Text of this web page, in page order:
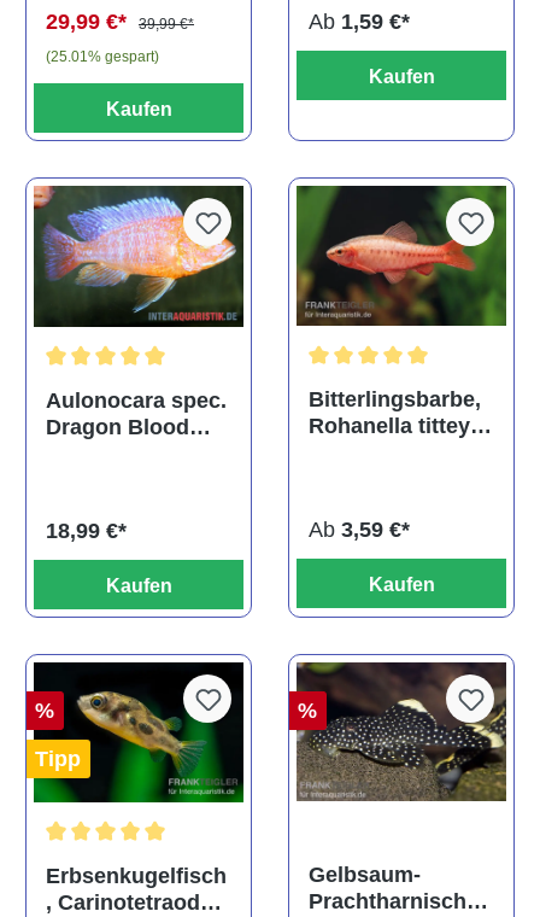
29,99 €*
39,99 €*
(25.01% gespart)
Kaufen
Ab 1,59 €*
Kaufen
Durchschnittliche Bewertung von 5 von 5 Sternen
Aulonocara spec.
Dragon Blood
18,99 €*
Kaufen
Bitterlingsbarbe,
Rohanella titteya,
Ab 3,59 €*
Kaufen
%
Tipp
Durchschnittliche Bewertung von 5 von 5 Sternen
Erbsenkugelfisch
, Carinotetraodon
%
Gelbsaum-
Prachtharnischw